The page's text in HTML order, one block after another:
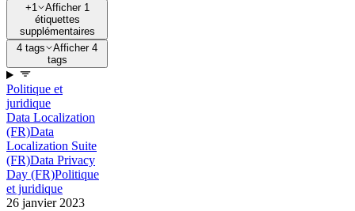
+1
Afficher 1
étiquettes
supplémentaires
4 tags
Afficher 4
tags
Politique et
juridique
Data Localization
(FR)Data
Localization Suite
(FR)Data Privacy
Day (FR)Politique
et juridique
26 janvier 2023